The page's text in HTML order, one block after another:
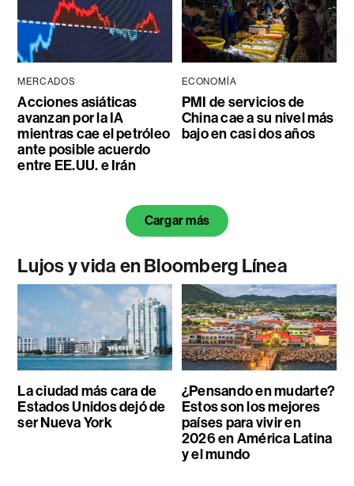
MERCADOS
Acciones asiáticas
avanzan por la IA
mientras cae el petróleo
ante posible acuerdo
entre EE.UU. e Irán
ECONOMÍA
PMI de servicios de
China cae a su nivel más
bajo en casi dos años
Cargar más
Lujos y vida en Bloomberg Línea
La ciudad más cara de
Estados Unidos dejó de
ser Nueva York
¿Pensando en mudarte?
Estos son los mejores
países para vivir en
2026 en América Latina
y el mundo